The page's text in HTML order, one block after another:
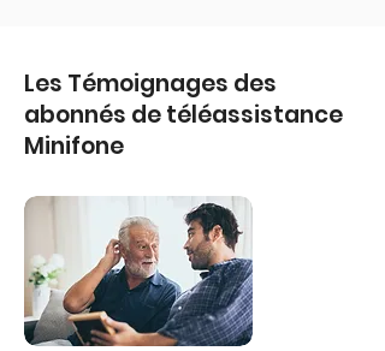
Les Témoignages des
abonnés de téléassistance
Minifone